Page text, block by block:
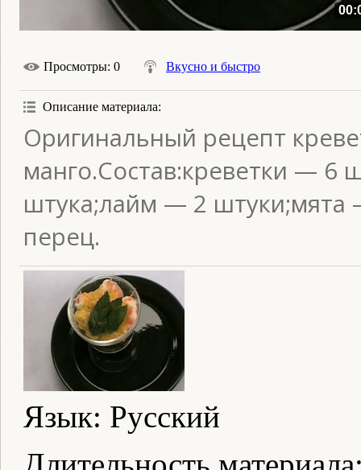
Просмотры: 0 Вкусно и быстро
Описание материала:
Оригинальный рецепт
манго.Состав:креветки — 6
штука;лайм — 2 штуки;мята
перец.
Язык: Русский